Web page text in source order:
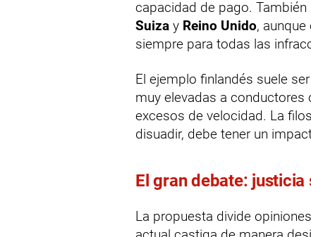
capacidad de pago.
Suiza y Reino Unido,
siempre para todas las
El ejemplo finlandés suele
muy elevadas a
excesos de velocidad. La
disuadir, debe tener un
El gran debate:
La propuesta divide